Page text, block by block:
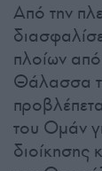
Από την
πλοίων
Θάλασσα
του Ομάν
διοίκησης